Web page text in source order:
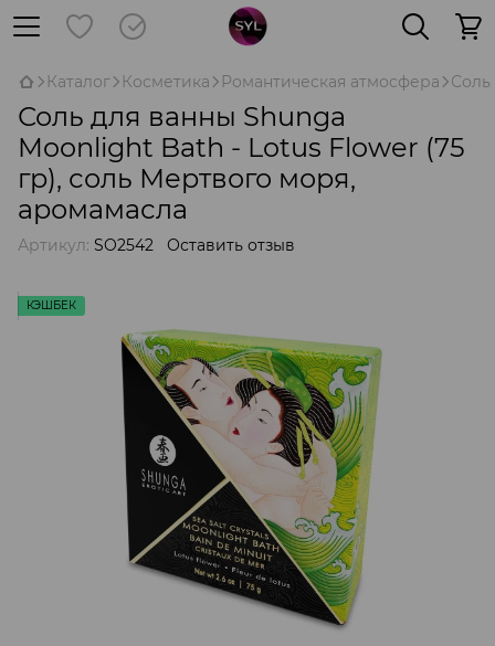
Каталог Косметика Романтическая атмосфера Соль
Соль для ванны Shunga
Moonlight Bath - Lotus Flower (75
гр), соль Мертвого моря,
аромамасла
Артикул: SO2542 Оставить отзыв
КЭШБЕК